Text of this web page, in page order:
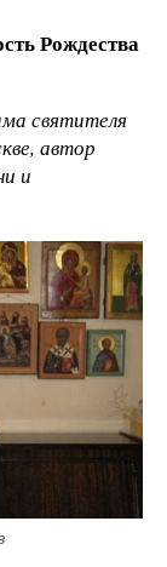
Рождества
святителя
автор
и